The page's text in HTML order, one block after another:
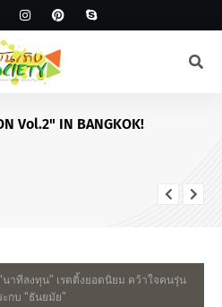
Vol.2" IN BANGKOK!
นาทีลงทุน” เรตติ้งยอดนิยม คว้าใจคนรุ่น
กบ “ธันยมัย”